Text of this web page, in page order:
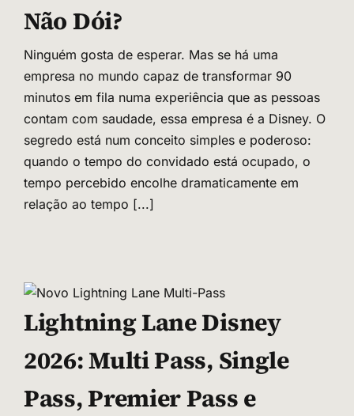
Não Dói?
Ninguém gosta de esperar. Mas se há uma
empresa no mundo capaz de transformar 90
minutos em fila numa experiência que as pessoas
contam com saudade, essa empresa é a Disney. O
segredo está num conceito simples e poderoso:
quando o tempo do convidado está ocupado, o
tempo percebido encolhe dramaticamente em
relação ao tempo [...]
Lightning Lane Disney
2026: Multi Pass, Single
Pass, Premier Pass e